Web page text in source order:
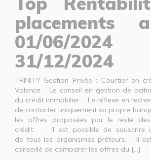
placements
01/06/
31/12/2024
TRINITY Gestion Privée : Courtier en
Valence Le conseil en gestion de
du crédit immobilier. Le réflexe en
de contacter uniquement sa propre
les offres proposées par le reste
crédit. Il est possible de souscrire
de tous les organismes prêteurs. Il
conseillé de comparer les offres du [...]